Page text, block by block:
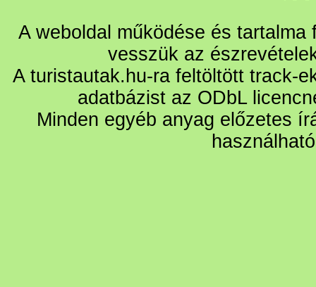
A weboldal működése és
vesszük az
A turistautak.hu-ra feltöltött track-
adatbázist az ODbL
Minden egyéb anyag előzetes